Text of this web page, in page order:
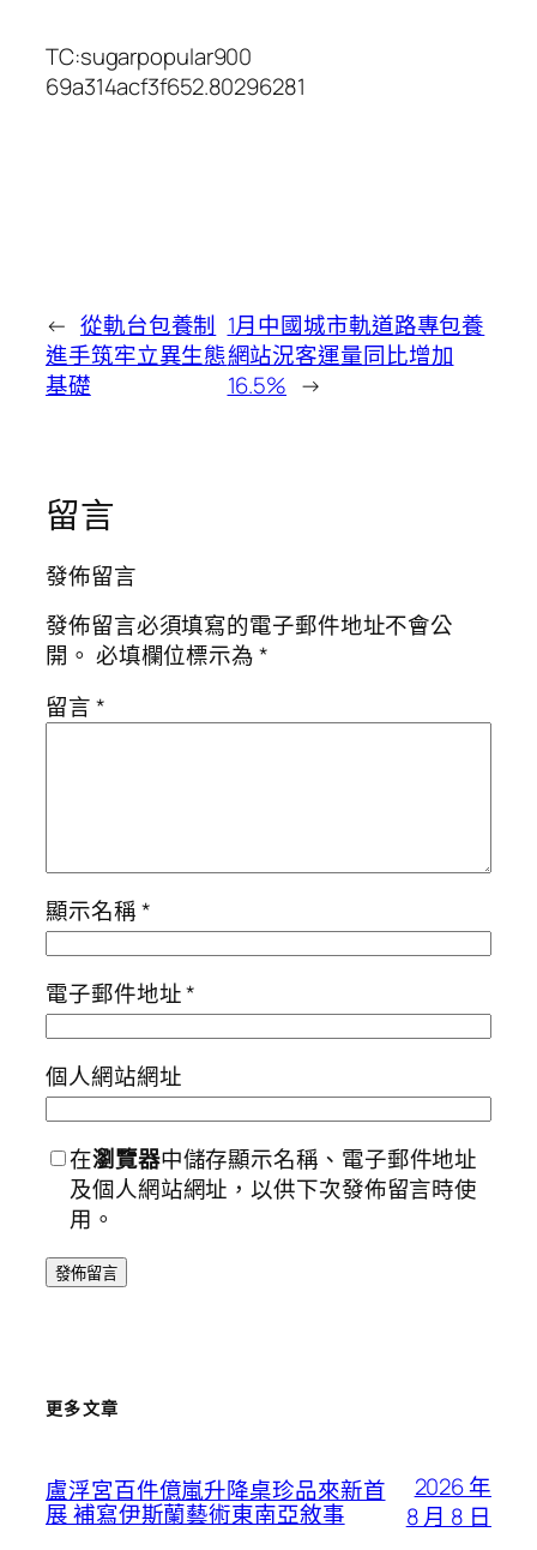
TC:sugarpopular900
69a314acf3f652.80296281
← 從軌台包養制
進手筑牢立異生態
基礎
1月中國城市軌道路專包養
網站況客運量同比增加
16.5% →
留言
發佈留言
發佈留言必須填寫的電子郵件地址不會公
開。 必填欄位標示為*
留言*
顯示名稱*
電子郵件地址*
個人網站網址
在瀏覽器中儲存顯示名稱、電子郵件地址
及個人網站網址，以供下次發佈留言時使
用。
更多文章
盧浮宮百件億嵐升降桌珍品來新首
展 補寫伊斯蘭藝術東南亞敘事
2026 年
8 月 8 日